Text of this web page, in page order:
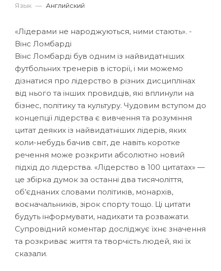
Язык — Английский
«Лідерами не народжуються, ними стають». -
Вінс Ломбарді
Вінс Ломбарді був одним із найвидатніших
футбольних тренерів в історії, і ми можемо
дізнатися про лідерство в різних дисциплінах
від нього та інших провидців, які вплинули на
бізнес, політику та культуру. Чудовим вступом до
концепції лідерства є вивчення та розуміння
цитат деяких із найвидатніших лідерів, яких
коли-небудь бачив світ, де навіть коротке
речення може розкрити абсолютно новий
підхід до лідерства. «Лідерство в 100 цитатах» —
це збірка думок за останні два тисячоліття,
об’єднаних словами політиків, монархів,
воєначальників, зірок спорту тощо. Ці цитати
будуть інформувати, надихати та розважати.
Супровідний коментар досліджує їхнє значення
та розкриває життя та творчість людей, які їх
сказали.